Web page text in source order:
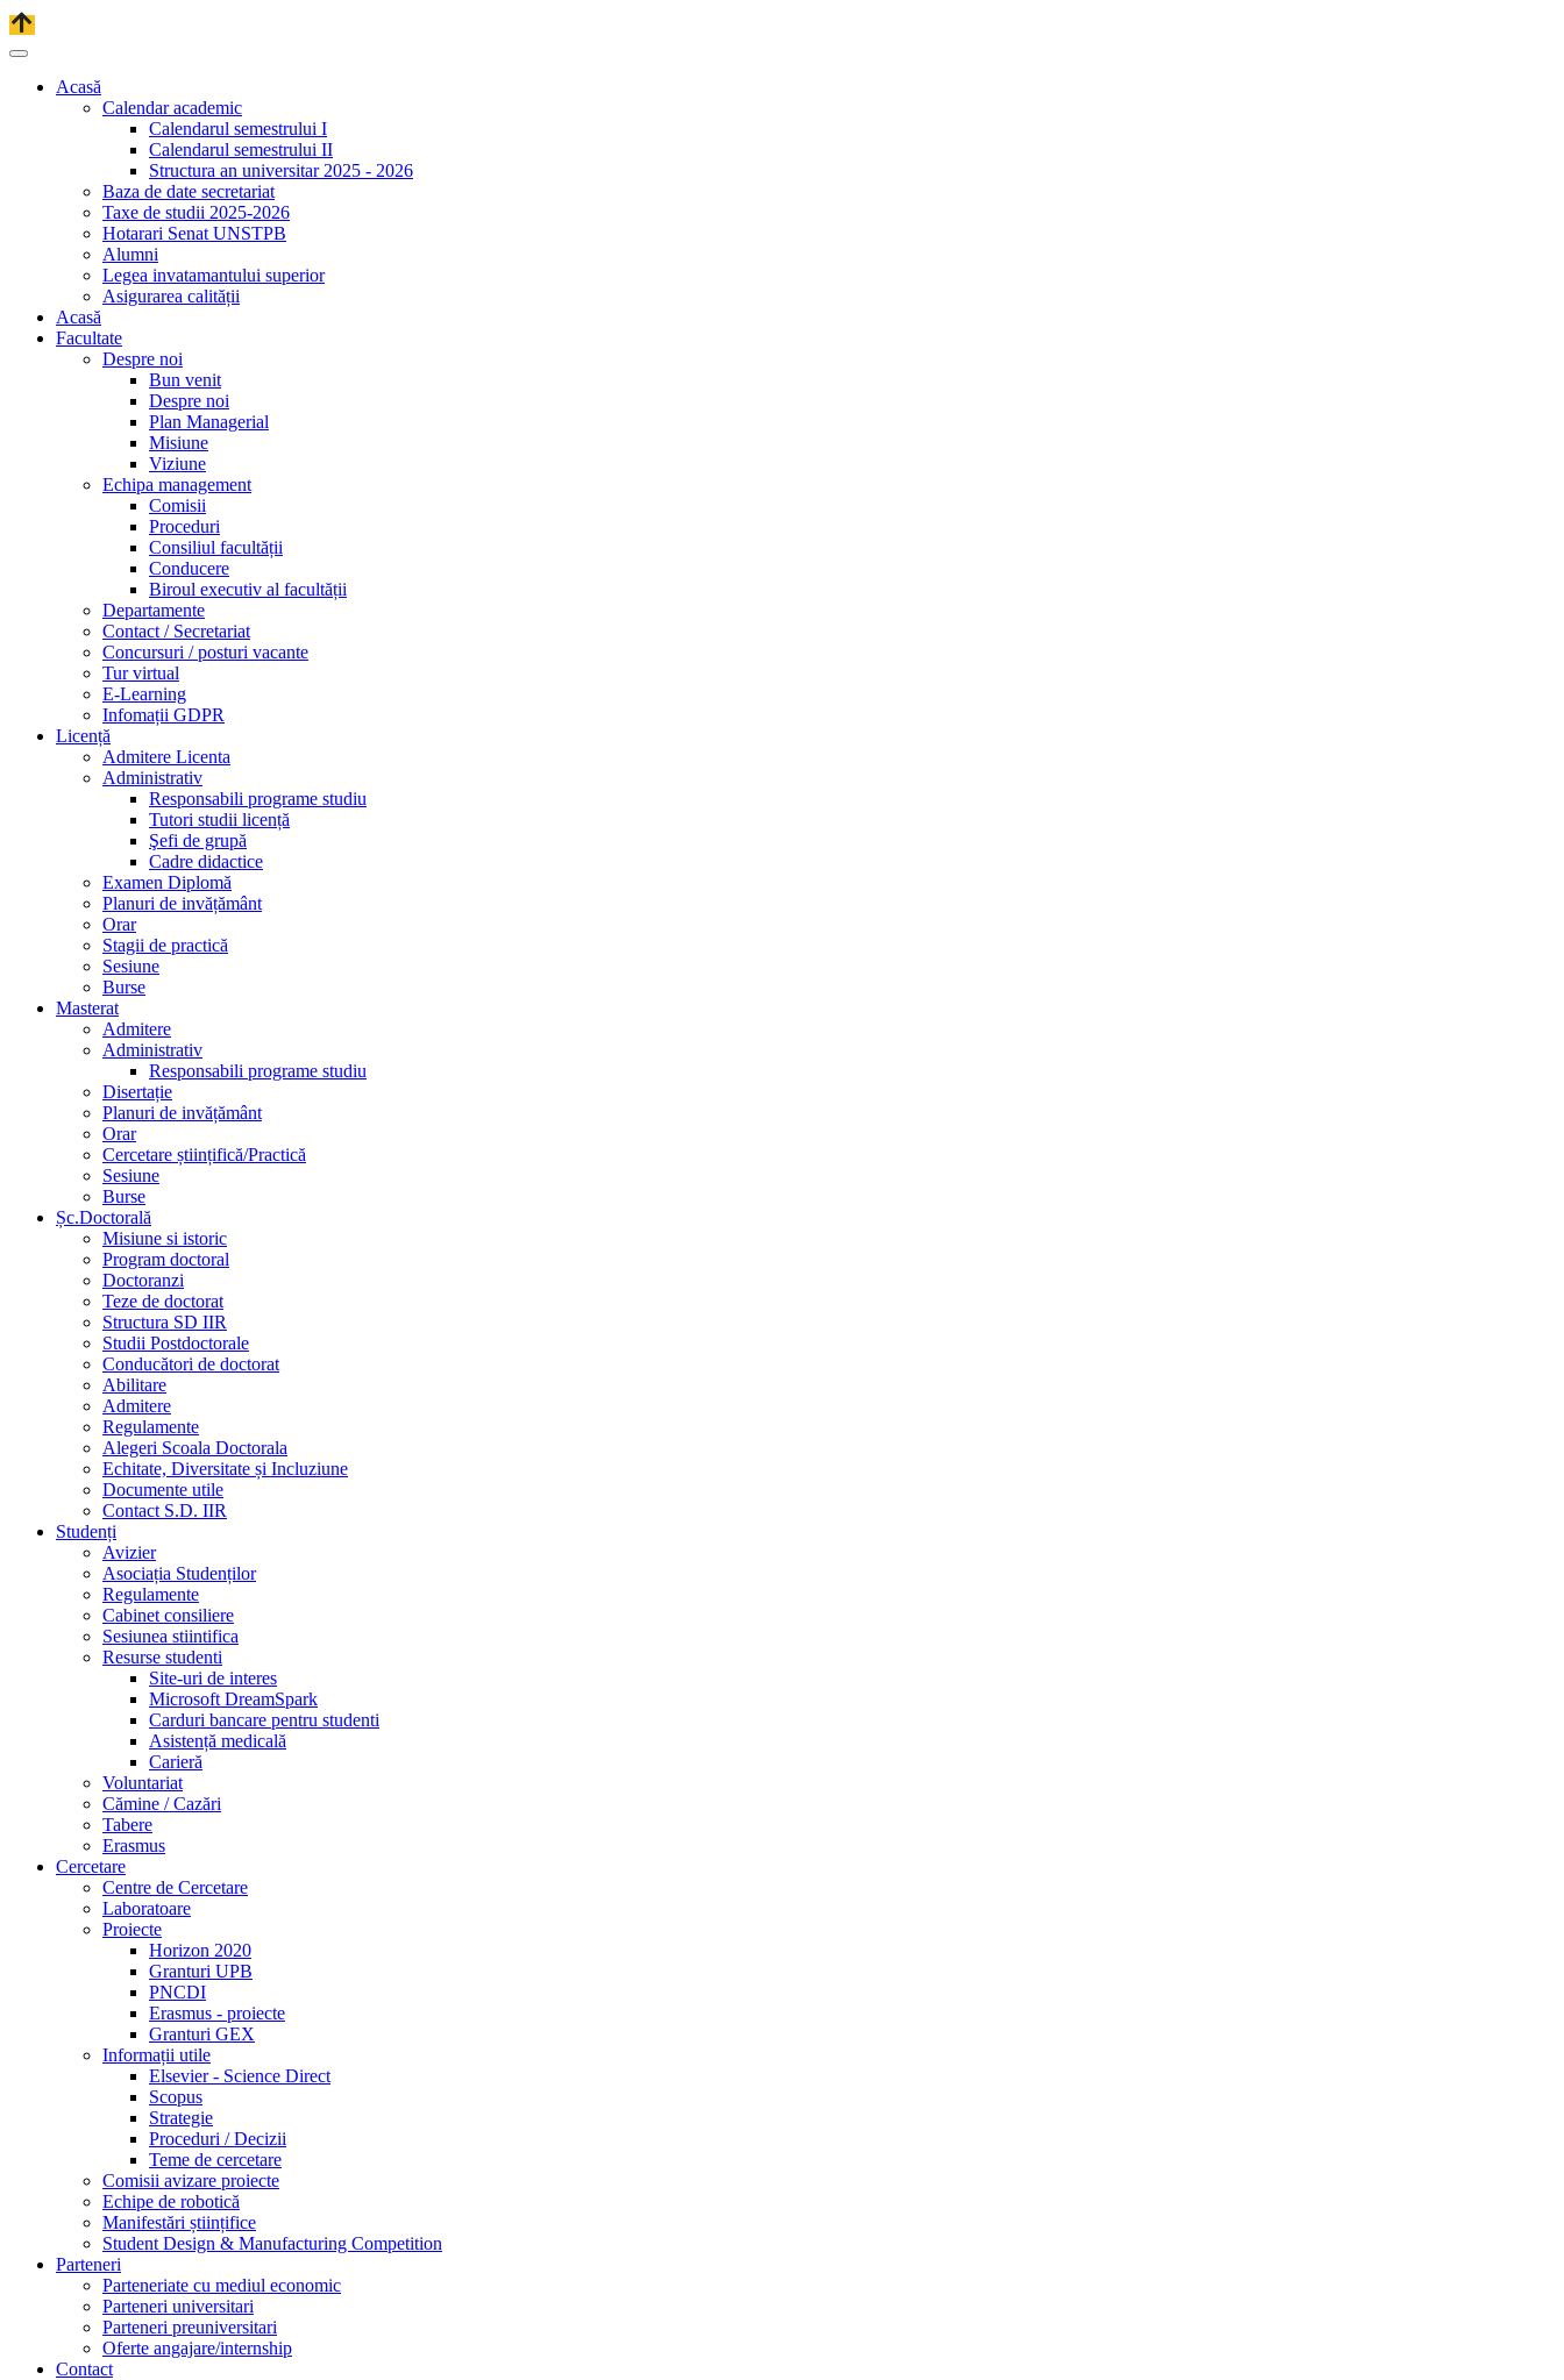
Acasă
Calendar academic
Calendarul semestrului I
Calendarul semestrului II
Structura an universitar 2025 - 2026
Baza de date secretariat
Taxe de studii 2025-2026
Hotarari Senat UNSTPB
Alumni
Legea invatamantului superior
Asigurarea calității
Acasă
Facultate
Despre noi
Bun venit
Despre noi
Plan Managerial
Misiune
Viziune
Echipa management
Comisii
Proceduri
Consiliul facultății
Conducere
Biroul executiv al facultății
Departamente
Contact / Secretariat
Concursuri / posturi vacante
Tur virtual
E-Learning
Infomații GDPR
Licență
Admitere Licenta
Administrativ
Responsabili programe studiu
Tutori studii licență
Şefi de grupă
Cadre didactice
Examen Diplomă
Planuri de invățământ
Orar
Stagii de practică
Sesiune
Burse
Masterat
Admitere
Administrativ
Responsabili programe studiu
Disertație
Planuri de invățământ
Orar
Cercetare științifică/Practică
Sesiune
Burse
Șc.Doctorală
Misiune si istoric
Program doctoral
Doctoranzi
Teze de doctorat
Structura SD IIR
Studii Postdoctorale
Conducători de doctorat
Abilitare
Admitere
Regulamente
Alegeri Scoala Doctorala
Echitate, Diversitate și Incluziune
Documente utile
Contact S.D. IIR
Studenți
Avizier
Asociația Studenților
Regulamente
Cabinet consiliere
Sesiunea stiintifica
Resurse studenti
Site-uri de interes
Microsoft DreamSpark
Carduri bancare pentru studenti
Asistență medicală
Carieră
Voluntariat
Cămine / Cazări
Tabere
Erasmus
Cercetare
Centre de Cercetare
Laboratoare
Proiecte
Horizon 2020
Granturi UPB
PNCDI
Erasmus - proiecte
Granturi GEX
Informații utile
Elsevier - Science Direct
Scopus
Strategie
Proceduri / Decizii
Teme de cercetare
Comisii avizare proiecte
Echipe de robotică
Manifestări științifice
Student Design & Manufacturing Competition
Parteneri
Parteneriate cu mediul economic
Parteneri universitari
Parteneri preuniversitari
Oferte angajare/internship
Contact